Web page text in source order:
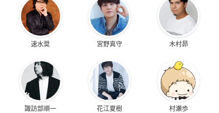
速水奨 宮野真守 木村昴
諏訪部順一 花江夏樹 村瀬歩